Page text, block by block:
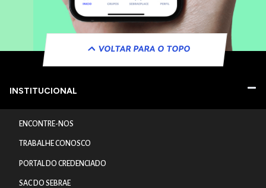
VOLTAR PARA O TOPO
INSTITUCIONAL
ENCONTRE-NOS
TRABALHE CONOSCO
PORTAL DO CREDENCIADO
SAC DO SEBRAE